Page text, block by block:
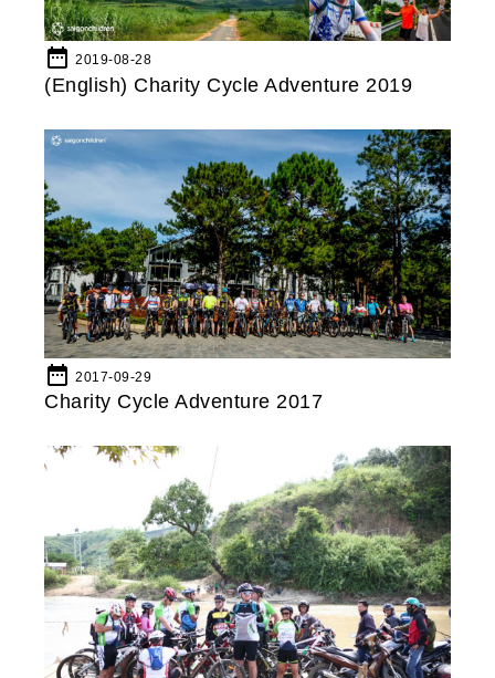
date_range 2019-08-28
(English) Charity Cycle Adventure 2019
date_range 2017-09-29
Charity Cycle Adventure 2017